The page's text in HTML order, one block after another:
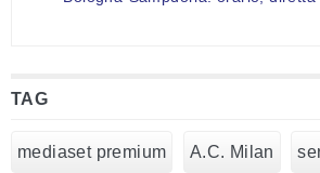
TAG
mediaset premium A.C. Milan